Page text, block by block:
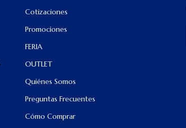
Cotizaciones
Promociones
FERIA
OUTLET
Quiénes Somos
Preguntas Frecuentes
Cómo Comprar